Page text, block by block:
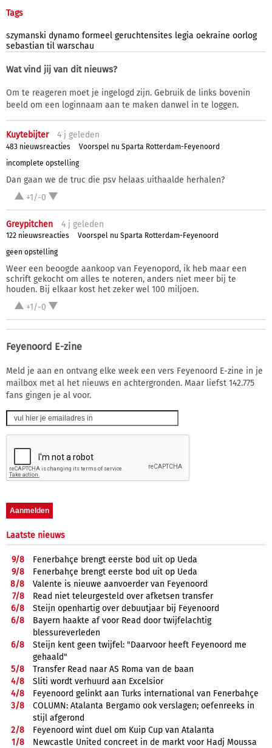
Tags
szymanski dynamo formeel geruchtensites legia oekraine oorlog
sebastian til warschau
Wat vind jij van dit nieuws?
Om te reageren moet je ingelogd zijn. Gebruik de links bovenin
beeld om een loginnaam aan te maken danwel in te loggen.
Kuytebijter 4 j geleden
483 nieuwsreacties
Voorspel nu Sparta Rotterdam-Feyenoord
incomplete opstelling
Dan gaan we de truc die psv helaas uithaalde herhalen?
+1/-0
Greypitchen 4 j geleden
122 nieuwsreacties
Voorspel nu Sparta Rotterdam-Feyenoord
geen opstelling
Weer een beoogde aankoop van Feyenopord, ik heb maar een
schrift gekocht om alles te noteren, anders niet meer bij te
houden. Bij elkaar kost het zeker wel 100 miljoen.
+1/-0
Feyenoord E-zine
Meld je aan en ontvang elke week een vers Feyenoord E-zine in je
mailbox met al het nieuws en achtergronden. Maar liefst 142.775
fans gingen je al voor.
Laatste nieuws
9/8
Fenerbahçe brengt eerste bod uit op Ueda
9/8
Fenerbahçe brengt eerste bod uit op Ueda
8/8
Valente is nieuwe aanvoerder van Feyenoord
7/8
Read niet teleurgesteld over afketsen transfer
6/8
Steijn openhartig over debuutjaar bij Feyenoord
6/8
Bayern haakte af voor Read door twijfelachtig
blessureverleden
6/8
Steijn kent geen twijfel: "Daarvoor heeft Feyenoord me
gehaald"
5/8
Transfer Read naar AS Roma van de baan
4/8
Sliti wordt verhuurd aan Excelsior
4/8
Feyenoord gelinkt aan Turks international van Fenerbahçe
3/8
COLUMN: Atalanta Bergamo ook verslagen; oefenreeks in
stijl afgerond
2/8
Feyenoord wint duel om Kuip Cup van Atalanta
1/8
Newcastle United concreet in de markt voor Hadj Moussa